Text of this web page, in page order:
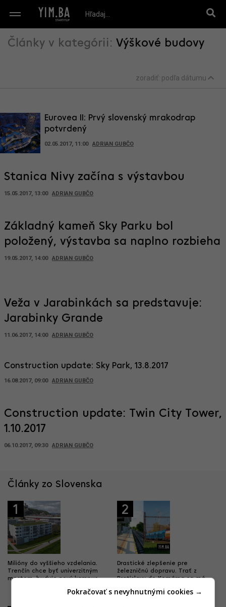
Články v kategórii: Výškové budovy
zoradiť: podľa dátumu
Eurovea II: Prvý slovenský mrakodrap
potvrdený
02.05.2017, 11:00 ADRIAN GUBČO
Stanica Nivy začína s výstavbou
15.05.2017, 13:00 ADRIAN GUBČO
Základný kameň Sky Parku bol
položený, výstavba sa naplno rozbieha
19.05.2017, 14:00 ADRIAN GUBČO
Veža v Jarabinkách sa predstavuje:
Jarabinky Grande
11.06.2017, 14:00 ADRIAN GUBČO
Construction update: Sky Park, 13.8.2017
16.08.2017, 09:00 ADRIAN GUBČO
Construction update: Twin City Tower,
1.10.2017
06.10.2017, 09:30 ADRIAN GUBČO
Články zo Slovenska
1
Milióny do vyššieho vzdelania.
Trenčín chce byť univerzitným
mestom, buduje nový kampus
2
Drastické zlepšenie pre
železničnú dopravu. Trať z
Bratislavy do Komárna sa má
kapacita
Pokračovať s nevyhnutnými cookies →